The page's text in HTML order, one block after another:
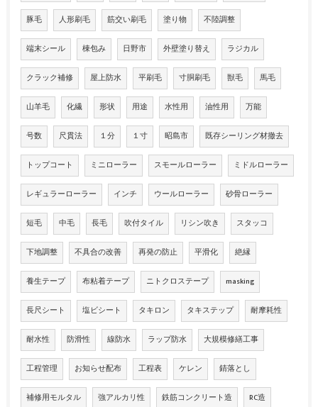
豚毛 人形刷毛 筋交い刷毛 塗り物 不陸調整
端末シール 棟包み 日野市 外壁塗り替え ラジカル
クラック補修 屋上防水 平刷毛 寸胴刷毛 獣毛 馬毛
山羊毛 化繊 形状 用途 水性用 油性用 万能
号数 尺貫法 １分 １寸 昭島市 既存シーリング材撤去
トップコート ミニローラー スモールローラー ミドルローラー
レギュラーローラー インチ ウールローラー 砂骨ローラー
短毛 中毛 長毛 吹付タイル リシン吹き スタッコ
下地調整 不具合の改善 再発の防止 平滑化 絶縁
養生テープ 布粘着テープ ニトクロステープ masking
長尺シート 塩ビシート タキロン タキステップ 耐摩耗性
耐水性 防滑性 線防水 ラップ防水 大規模修繕工事
工程管理 お知らせ配布 工程表 ケレン 錆落とし
補修用モルタル 強アルカリ性 鉄筋コンクリート造 RC造